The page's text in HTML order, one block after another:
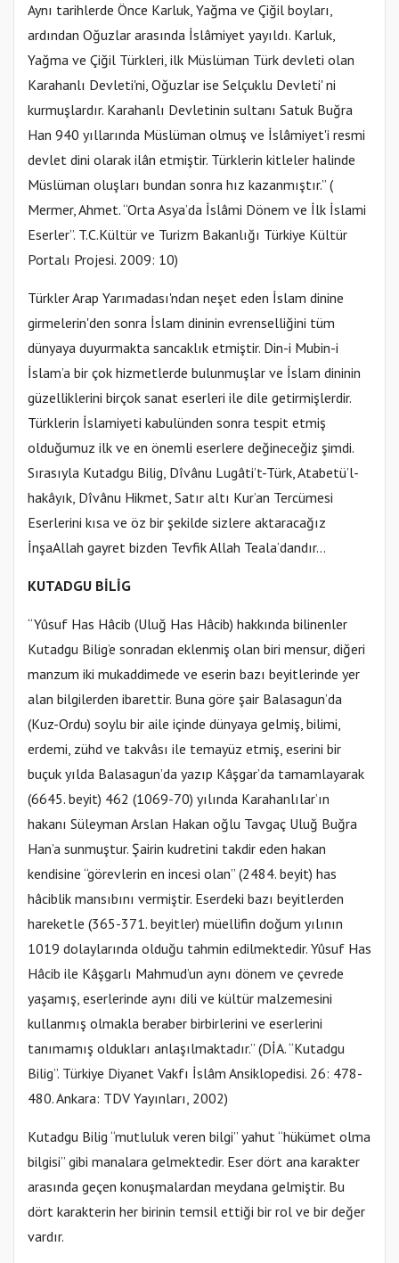
Aynı tarihlerde Önce Karluk, Yağma ve Çiğil boyları,
ardından Oğuzlar arasında İslâmiyet yayıldı. Karluk,
Yağma ve Çiğil Türkleri, ilk Müslüman Türk devleti olan
Karahanlı Devleti'ni, Oğuzlar ise Selçuklu Devleti' ni
kurmuşlardır. Karahanlı Devletinin sultanı Satuk Buğra
Han 940 yıllarında Müslüman olmuş ve İslâmiyet'i resmi
devlet dini olarak ilân etmiştir. Türklerin kitleler halinde
Müslüman oluşları bundan sonra hız kazanmıştır.” (
Mermer, Ahmet. “Orta Asya’da İslâmi Dönem ve İlk İslami
Eserler”. T.C.Kültür ve Turizm Bakanlığı Türkiye Kültür
Portalı Projesi. 2009: 10)
Türkler Arap Yarımadası'ndan neşet eden İslam dinine
girmelerin'den sonra İslam dininin evrenselliğini tüm
dünyaya duyurmakta sancaklık etmiştir. Din-i Mubin-i
İslam’a bir çok hizmetlerde bulunmuşlar ve İslam dininin
güzelliklerini birçok sanat eserleri ile dile getirmişlerdir.
Türklerin İslamiyeti kabulünden sonra tespit etmiş
olduğumuz ilk ve en önemli eserlere değineceğiz şimdi.
Sırasıyla Kutadgu Bilig, Dîvânu Lugâti’t-Türk, Atabetü’l-
hakâyık, Dîvânu Hikmet, Satır altı Kur’an Tercümesi
Eserlerini kısa ve öz bir şekilde sizlere aktaracağız
İnşaAllah gayret bizden Tevfik Allah Teala’dandır…
KUTADGU BİLİG
“Yûsuf Has Hâcib (Uluğ Has Hâcib) hakkında bilinenler
Kutadgu Bilig’e sonradan eklenmiş olan biri mensur, diğeri
manzum iki mukaddimede ve eserin bazı beyitlerinde yer
alan bilgilerden ibarettir. Buna göre şair Balasagun’da
(Kuz-Ordu) soylu bir aile içinde dünyaya gelmiş, bilimi,
erdemi, zühd ve takvâsı ile temayüz etmiş, eserini bir
buçuk yılda Balasagun’da yazıp Kâşgar’da tamamlayarak
(6645. beyit) 462 (1069-70) yılında Karahanlılar’ın
hakanı Süleyman Arslan Hakan oğlu Tavgaç Uluğ Buğra
Han’a sunmuştur. Şairin kudretini takdir eden hakan
kendisine “görevlerin en incesi olan” (2484. beyit) has
hâciblik mansıbını vermiştir. Eserdeki bazı beyitlerden
hareketle (365-371. beyitler) müellifin doğum yılının
1019 dolaylarında olduğu tahmin edilmektedir. Yûsuf Has
Hâcib ile Kâşgarlı Mahmud’un aynı dönem ve çevrede
yaşamış, eserlerinde aynı dili ve kültür malzemesini
kullanmış olmakla beraber birbirlerini ve eserlerini
tanımamış oldukları anlaşılmaktadır.” (DİA. “Kutadgu
Bilig”. Türkiye Diyanet Vakfı İslâm Ansiklopedisi. 26: 478-
480. Ankara: TDV Yayınları, 2002)
Kutadgu Bilig “mutluluk veren bilgi” yahut “hükümet olma
bilgisi” gibi manalara gelmektedir. Eser dört ana karakter
arasında geçen konuşmalardan meydana gelmiştir. Bu
dört karakterin her birinin temsil ettiği bir rol ve bir değer
vardır.